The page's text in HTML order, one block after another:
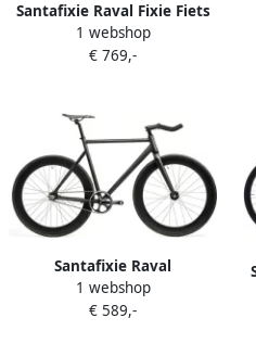
Santafixie Raval Fixie Fiets
Raw Premium
1 webshop
€ 769,-
Santafixie Raval
Terugtrapem Fiets Matte
Black 60mm
1 webshop
€ 589,-